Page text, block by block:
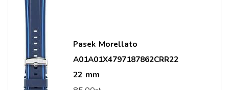
Pasek Morellato
A01A01X4797187862CRR22
22 mm